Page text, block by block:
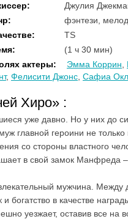
:
Джулия
:
фэнтези,
:
TS
:
(1 ч 30 мин)
актеры: Эмма Коррин
, Фелисити Джонс Сафиа
Хиро» :
уже давно. Но у них до
главной героини не
со стороны властного
в свой замок Манфреда –
мужчина. Между
и богатство в качестве
уезжает, оставив все